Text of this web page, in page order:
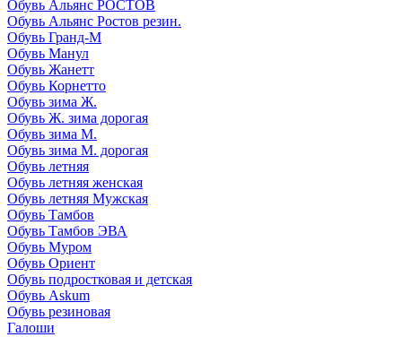
Обувь Альянс РОСТОВ
Обувь Альянс Ростов резин.
Обувь Гранд-М
Обувь Манул
Обувь Жанетт
Обувь Корнетто
Обувь зима Ж.
Обувь Ж. зима дорогая
Обувь зима М.
Обувь зима М. дорогая
Обувь летняя
Обувь летняя женская
Обувь летняя Мужская
Обувь Тамбов
Обувь Тамбов ЭВА
Обувь Муром
Обувь Ориент
Обувь подростковая и детская
Обувь Askum
Обувь резиновая
Галоши